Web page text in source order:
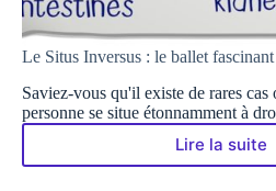
Le Situs Inversus : le ballet
Saviez-vous qu'il existe de rares
personne se situe étonnamment à
Lire la suite
Le